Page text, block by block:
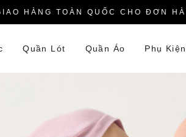
HÀNG TOÀN QUỐC CHO ĐƠN
Quần Lót Quần Áo Phụ Kiện